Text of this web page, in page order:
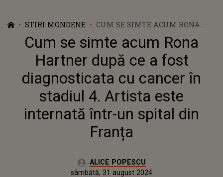
STIRI MONDENE
CUM SE SIMTE ACUM RONA
HARTNER DUPĂ CE A FOST
DIAGNOSTICATA CU CANCER ÎN
STADIUL 4. ARTISTA ESTE
INTERNATĂ ÎNTR-UN SPITAL
DIN FRANȚA
Cum se simte acum Rona
Hartner după ce a fost
diagnosticata cu cancer în
stadiul 4. Artista este
internată într-un spital din
Franța
Autor:ALICE POPESCU
Actualizat:
sâmbătă, 31 august 2024